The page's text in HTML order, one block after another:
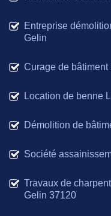
Entreprise
Gelin
Curage de bâtiment
Location de benne
Démolition de
Société
Travaux de
Gelin 37120